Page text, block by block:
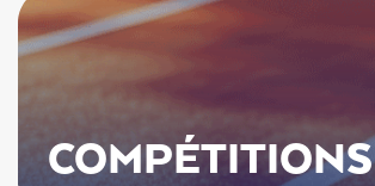
COMPÉTITIONS